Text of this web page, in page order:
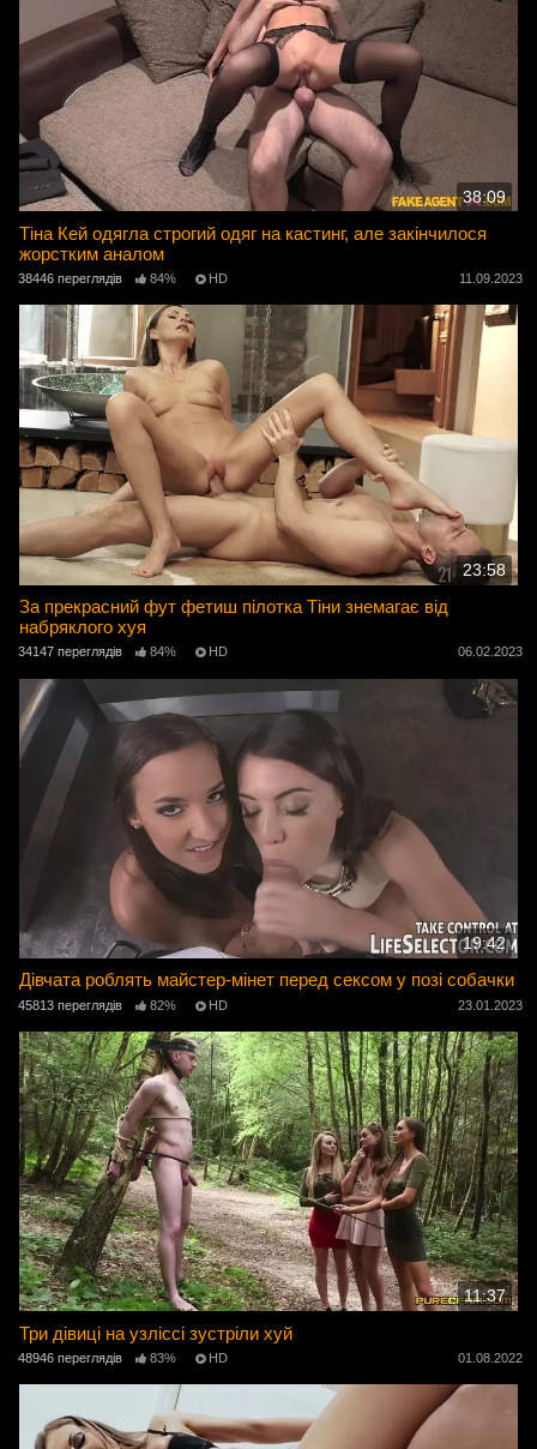
38:09
Тіна Кей одягла строгий одяг на кастинг, але закінчилося
жорстким аналом
38446 переглядів 84% HD 11.09.2023
23:58
За прекрасний фут фетиш пілотка Тіни знемагає від
набряклого хуя
34147 переглядів 84% HD 06.02.2023
19:42
Дівчата роблять майстер-мінет перед сексом у позі собачки
45813 переглядів 82% HD 23.01.2023
11:37
Три дівиці на узліссі зустріли хуй
48946 переглядів 83% HD 01.08.2022